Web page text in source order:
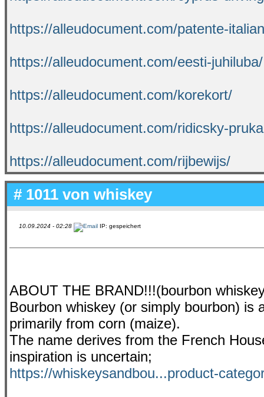
https://alleudocument.com/patente-
https://alleudocument.com/eesti-juhiluba/
https://alleudocument.com/korekort/
https://alleudocument.com/ridicsky-
https://alleudocument.com/rijbewijs/
# 1011 von whiskey
10.09.2024 - 02:28 IP: gespeichert
ABOUT THE BRAND!!!(bourbon
Bourbon whiskey (or simply bourbon) is
primarily from corn (maize).
The name derives from the French
inspiration is uncertain;
https://whiskeysandbou...product-